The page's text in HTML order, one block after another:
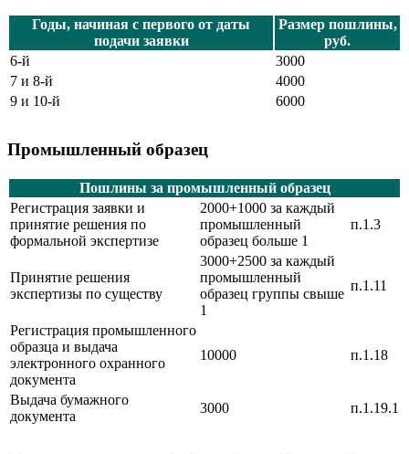
Годы, начиная с первого от даты
подачи заявки
Размер пошлины,
руб.
6-й
3000
7 и 8-й
4000
9 и 10-й
6000
Промышленный образец
Пошлины за промышленный образец
Регистрация заявки и
принятие решения по
формальной экспертизе
2000+1000 за каждый
промышленный
образец больше 1
п.1.3
Принятие решения
экспертизы по существу
3000+2500 за каждый
промышленный
образец группы свыше
1
п.1.11
Регистрация промышленного
образца и выдача
электронного охранного
документа
10000 п.1.18
Выдача бумажного
документа
3000 п.1.19.1